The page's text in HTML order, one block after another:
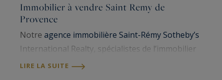
Immobilier à vendre Saint Remy de
Provence
Notre agence immobilière Saint-Rémy Sotheby’s
International Realty, spécialistes de l’immobilier
de luxe à Saint Rémy de Provence et ses environs
LIRE LA SUITE